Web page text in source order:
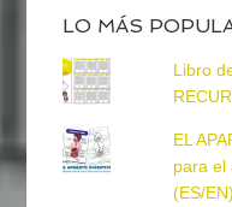
LO MÁS
Libro
EL
para el
(ES/EN)